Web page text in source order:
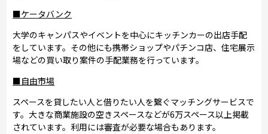
■ケータバンク
大学のキャンパスやイベントを中心にキッチンカーの出店手配
をしています。その他にも携帯ショップやパチンコ店、住宅展示
場などの買い取り案件の手配業務を行っています。
■自由市場
スペースを貸したい人と借りたい人を繋ぐマッチングサービスで
す。大きな商業施設の空きスペースなどが6万スペース以上掲載
されています。利用には審査が必要な場合もあります。